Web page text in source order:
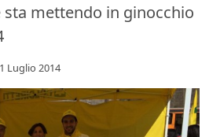
sta mettendo in ginocchio
Luglio 2014